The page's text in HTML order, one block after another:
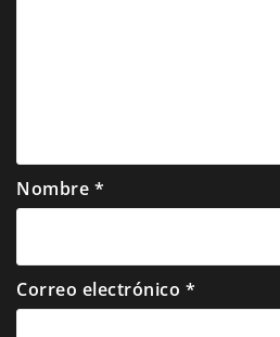
Nombre *
Correo electrónico *